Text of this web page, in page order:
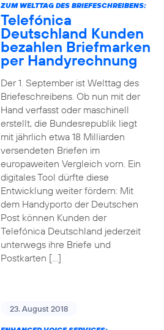
ZUM WELTTAG DES BRIEFESCHREIBENS:
Telefónica
Deutschland Kunden
bezahlen Briefmarken
per Handyrechnung
Der 1. September ist Welttag des
Briefeschreibens. Ob nun mit der
Hand verfasst oder maschinell
erstellt, die Bundesrepublik liegt
mit jährlich etwa 18 Milliarden
versendeten Briefen im
europaweiten Vergleich vorn. Ein
digitales Tool dürfte diese
Entwicklung weiter fördern: Mit
dem Handyporto der Deutschen
Post können Kunden der
Telefónica Deutschland jederzeit
unterwegs ihre Briefe und
Postkarten […]
23. August 2018